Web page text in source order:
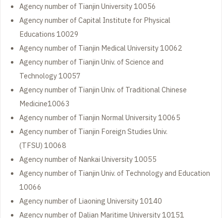
Agency number of Tianjin University 10056
Agency number of Capital Institute for Physical
Educations 10029
Agency number of Tianjin Medical University 10062
Agency number of Tianjin Univ. of Science and
Technology 10057
Agency number of Tianjin Univ. of Traditional Chinese
Medicine10063
Agency number of Tianjin Normal University 10065
Agency number of Tianjin Foreign Studies Univ.
(TFSU) 10068
Agency number of Nankai University 10055
Agency number of Tianjin Univ. of Technology and Education
10066
Agency number of Liaoning University 10140
Agency number of Dalian Maritime University 10151